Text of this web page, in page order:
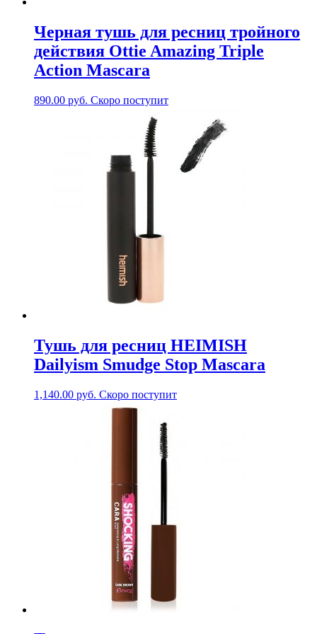
Черная тушь для ресниц тройного
действия Ottie Amazing Triple
Action Mascara
890.00 руб. Скоро поступит
Тушь для ресниц HEIMISH
Dailyism Smudge Stop Mascara
1,140.00 руб. Скоро поступит